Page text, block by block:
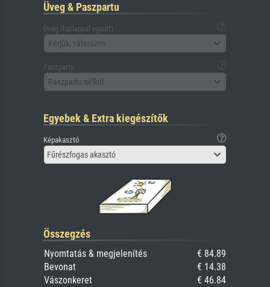
Üveg & Paszpartu
Üveg (hátlappal együtt)
Kérjük, válasszon
Paszpartu
Paszpartu nélkül
Egyebek & Extra kiegészítők
Képakasztó
Fűrészfogas akasztó
Összegzés
Nyomtatás & megjelenítés
€ 84.89
Bevonat
€ 14.38
Vászonkeret
€ 46.84